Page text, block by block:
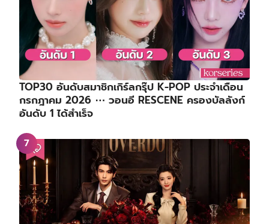
TOP30 อันดับสมาชิกเกิร์ลกรุ๊ป K-POP ประจำเดือน
กรกฎาคม 2026 ⋯ วอนอี RESCENE ครองบัลลังก์
อันดับ 1 ได้สำเร็จ